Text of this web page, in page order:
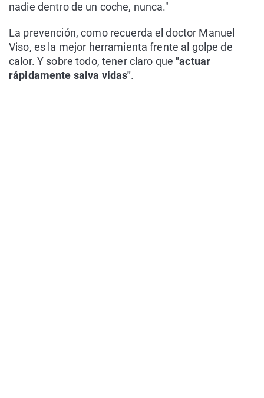
nadie dentro de un coche, nunca."
La prevención, como recuerda el doctor Manuel
Viso, es la mejor herramienta frente al golpe de
calor. Y sobre todo, tener claro que"actuar
rápidamente salva vidas".